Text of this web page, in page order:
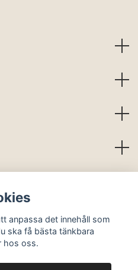
anpassa det innehåll som
ska få bästa tänkbara
hos oss.